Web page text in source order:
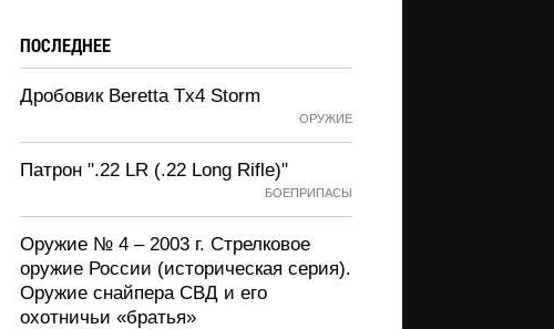
ПОСЛЕДНЕЕ
Дробовик Beretta Tx4 Storm
ОРУЖИЕ
Патрон ".22 LR (.22 Long Rifle)"
БОЕПРИПАСЫ
Оружие № 4 – 2003 г. Стрелковое
оружие России (историческая серия).
Оружие снайпера СВД и его
охотничьи «братья»